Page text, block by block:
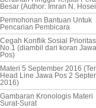
Besar (Author: Imran N.
Permohonan Bantuan Untuk
Pencarian Pembicara
Cegah Konflik Sosial Prioritas
No.1 (diambil dari koran Jawa
Pos)
Materi 5 September 2016
Head Line Jawa Pos 2
2016)
Gambaran Kronologis Materi
Surat-Surat